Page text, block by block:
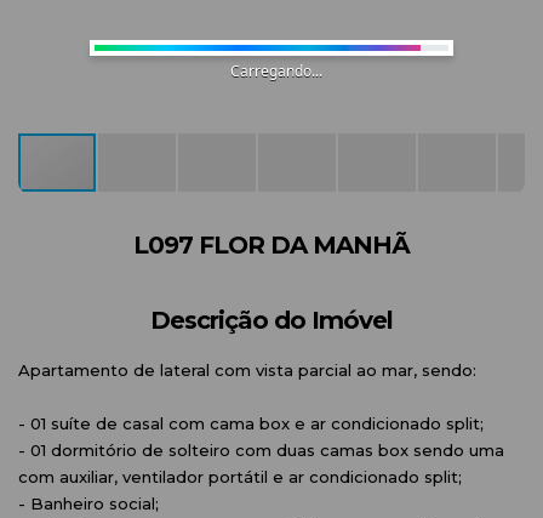
L097 FLOR DA MANHÃ
Descrição do Imóvel
Apartamento de lateral com vista parcial ao mar, sendo:
- 01 suíte de casal com cama box e ar condicionado split;
- 01 dormitório de solteiro com duas camas box sendo uma
com auxiliar, ventilador portátil e ar condicionado split;
- Banheiro social;
Carregando...